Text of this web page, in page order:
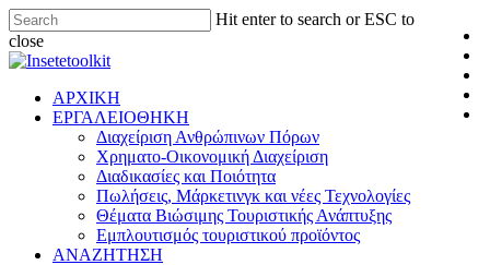
Hit enter to search or ESC to
close
ΑΡΧΙΚΗ
ΕΡΓΑΛΕΙΟΘΗΚΗ
Διαχείριση Ανθρώπινων Πόρων
Χρηματο-Οικονομική Διαχείριση
Διαδικασίες και Ποιότητα
Πωλήσεις, Μάρκετινγκ και νέες Τεχνολογίες
Θέματα Βιώσιμης Τουριστικής Ανάπτυξης
Εμπλουτισμός τουριστικού προϊόντος
ΑΝΑΖΗΤΗΣΗ